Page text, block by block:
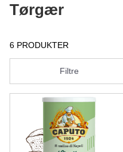
Tørgær
6 PRODUKTER
Filtre